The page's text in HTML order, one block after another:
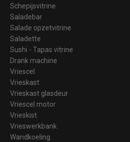
Schepijsvitrine
Saladebar
Salade opzetvitrine
Saladette
Sushi - Tapas vitrine
Drank machine
Vriescel
Vrieskast
Vrieskast glasdeur
Vriescel motor
Vrieskist
Vrieswerkbank
Wandkoeling